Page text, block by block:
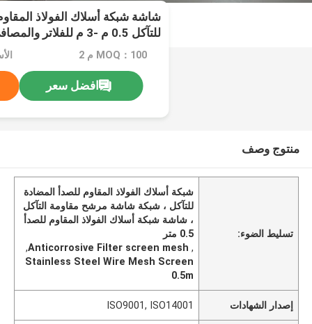
شاشة شبكة أسلاك الفولاذ
للتآكل 0.5 م -3 م للفلاتر والمصافي
MOQ：100 م 2
افضل سعر
منتوج وصف
تسليط الضوء:
شبكة أسلاك الفولاذ المقاوم للصدأ المضادة
للتآكل ، شبكة شاشة مرشح مقاومة التآكل
، شاشة شبكة أسلاك الفولاذ المقاوم للصدأ
0.5 متر
,
Anticorrosive Filter screen mesh
,
Stainless Steel Wire Mesh Screen
0.5m
إصدار الشهادات ISO9001, ISO14001